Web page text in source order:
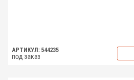
АРТИКУЛ: 544235
под заказ